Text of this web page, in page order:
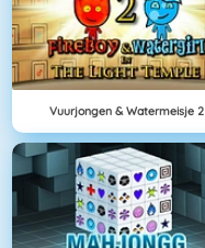
Vuurjongen & Watermeisje 2